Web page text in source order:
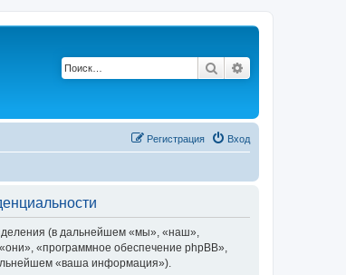
Поиск
Вход
Регистрация
(в дальнейшем «мы», «наш»,
«программное обеспечение phpBB»,
«ваша информация»).